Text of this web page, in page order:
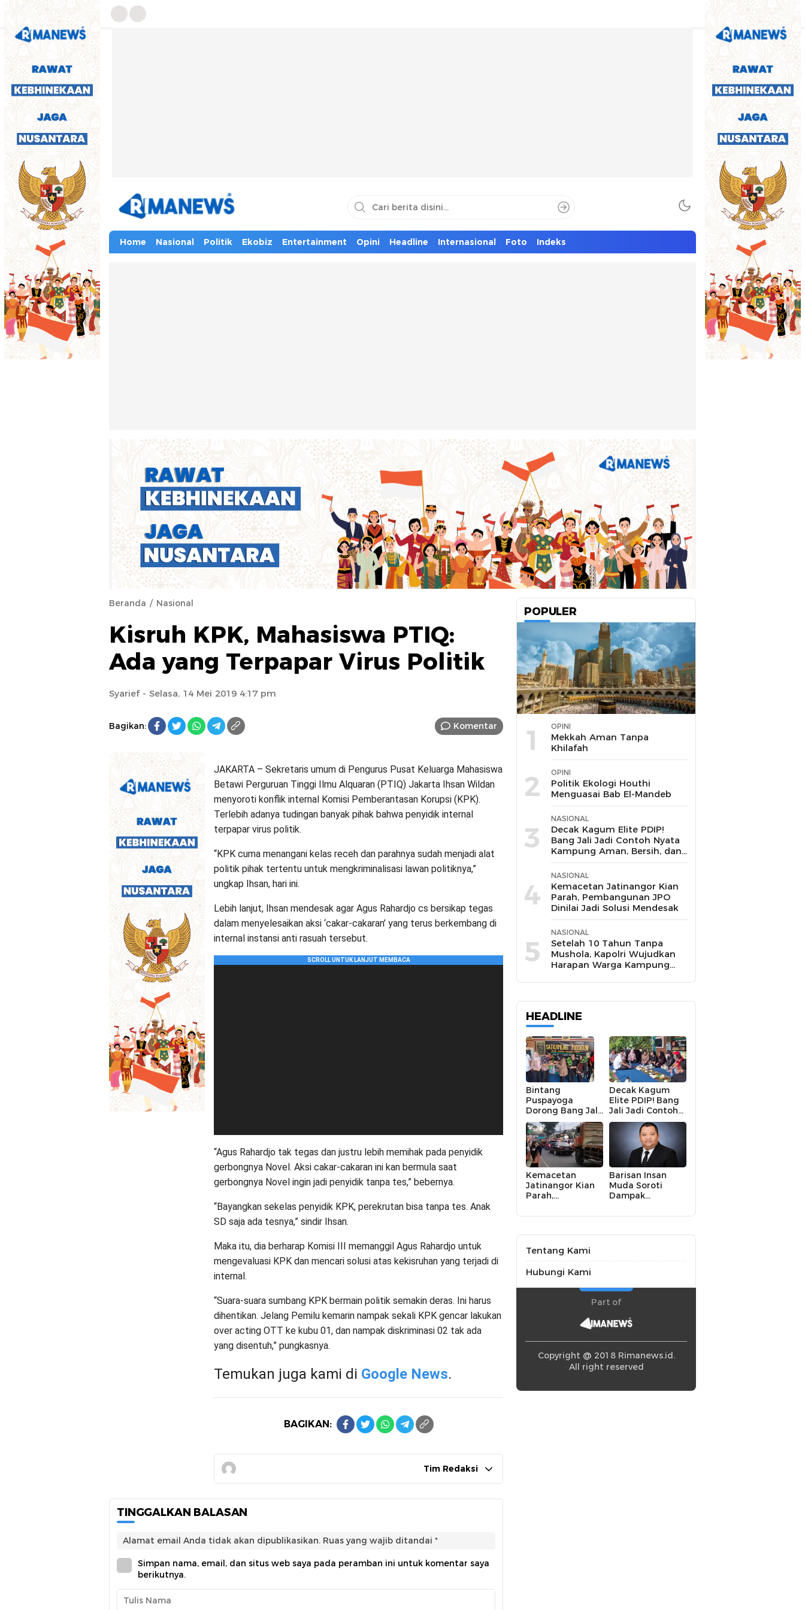
Home Nasional Politik Ekobiz Entertainment Opini Headline Internasional Foto Indeks
Beranda Nasional
Kisruh KPK, Mahasiswa PTIQ:
Ada yang Terpapar Virus Politik
Syarief- Selasa, 14 Mei 2019 4:17 pm
Bagikan: Komentar
JAKARTA – Sekretaris umum di Pengurus Pusat Keluarga Mahasiswa
Betawi Perguruan Tinggi Ilmu Alquaran (PTIQ) Jakarta Ihsan Wildan
menyoroti konflik internal Komisi Pemberantasan Korupsi (KPK).
Terlebih adanya tudingan banyak pihak bahwa penyidik internal
terpapar virus politik.
“KPK cuma menangani kelas receh dan parahnya sudah menjadi alat
politik pihak tertentu untuk mengkriminalisasi lawan politiknya,”
ungkap Ihsan, hari ini.
Lebih lanjut, Ihsan mendesak agar Agus Rahardjo cs bersikap tegas
dalam menyelesaikan aksi ‘cakar-cakaran’ yang terus berkembang di
internal instansi anti rasuah tersebut.
“Agus Rahardjo tak tegas dan justru lebih memihak pada penyidik
gerbongnya Novel. Aksi cakar-cakaran ini kan bermula saat
gerbongnya Novel ingin jadi penyidik tanpa tes,” bebernya.
“Bayangkan sekelas penyidik KPK, perekrutan bisa tanpa tes. Anak
SD saja ada tesnya,” sindir Ihsan.
Maka itu, dia berharap Komisi III memanggil Agus Rahardjo untuk
mengevaluasi KPK dan mencari solusi atas kekisruhan yang terjadi di
internal.
“Suara-suara sumbang KPK bermain politik semakin deras. Ini harus
dihentikan. Jelang Pemilu kemarin nampak sekali KPK gencar lakukan
over acting OTT ke kubu 01, dan nampak diskriminasi 02 tak ada
yang disentuh,” pungkasnya.
Temukan juga kami di Google News.
BAGIKAN:
Tim Redaksi
TINGGALKAN BALASAN
Alamat email Anda tidak akan dipublikasikan. Ruas yang wajib ditandai *
Simpan nama, email, dan situs web saya pada peramban ini untuk komentar saya
berikutnya.
POPULER
1 OPINI
Mekkah Aman Tanpa
Khilafah
2 OPINI
Politik Ekologi Houthi
Menguasai Bab El-Mandeb
3
NASIONAL
Decak Kagum Elite PDIP!
Bang Jali Jadi Contoh Nyata
Kampung Aman, Bersih, dan
Mandiri
4
NASIONAL
Kemacetan Jatinangor Kian
Parah, Pembangunan JPO
Dinilai Jadi Solusi Mendesak
5
NASIONAL
Setelah 10 Tahun Tanpa
Mushola, Kapolri Wujudkan
Harapan Warga Kampung
HEADLINE
Bintang
Puspayoga
Dorong Bang Jali
Naik Kelas,
Literasi hingga
UMKM Digital
Jadi Fokus
Decak Kagum
Elite PDIP! Bang
Jali Jadi Contoh
Nyata Kampung
Aman, Bersih, dan
Mandiri
Kemacetan
Jatinangor Kian
Parah,
JPO Dinilai Jadi
Barisan Insan
Muda Soroti
Dampak
Petani,
Pemerintah dan
Tentang Kami
Hubungi Kami
Part of
Copyright @ 2018 Rimanews.id.
All right reserved